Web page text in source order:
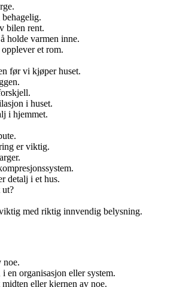
bilen rent.
holde varmen inne.
et rom.
før vi kjøper huset.
i huset.
i hjemmet.
er viktig.
detalj i et hus.
ut?
med riktig innvendig belysning.
noe.
en organisasjon eller system.
eller kjernen av noe.